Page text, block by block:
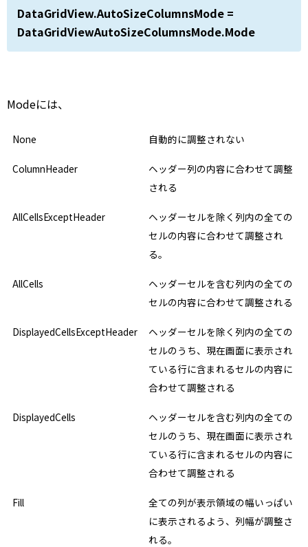
DataGridView.AutoSizeColumnsMode =
DataGridViewAutoSizeColumnsMode.Mode
Modeには、
None 自動的に調整されない
ColumnHeader
ヘッダー列の内容に合わせて調整
される
AllCellsExceptHeader
ヘッダーセルを除く列内の全ての
セルの内容に合わせて調整され
る。
AllCells
ヘッダーセルを含む列内の全ての
セルの内容に合わせて調整される
DisplayedCellsExceptHeader
ヘッダーセルを除く列内の全ての
セルのうち、現在画面に表示され
ている行に含まれるセルの内容に
合わせて調整される
DisplayedCells
ヘッダーセルを含む列内の全ての
セルのうち、現在画面に表示され
ている行に含まれるセルの内容に
合わせて調整される
Fill
全ての列が表示領域の幅いっぱい
に表示されるよう、列幅が調整さ
れる。